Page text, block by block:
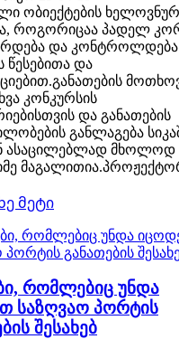
ობიექტების
როგორიცაა პადელ
და კონტროლდება
წესებითა და
კონკურსის
და განათების
განლაგება
ასაცილებლად მხოლოდ
მეტი
რომლებიც უნდა
საზღვაო პორტის
შესახებ